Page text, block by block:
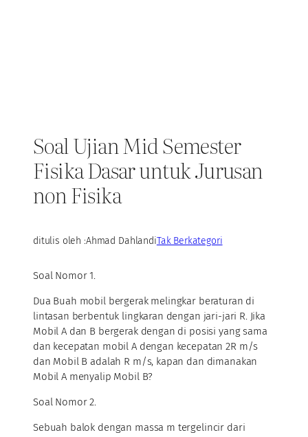
Soal Ujian Mid Semester
Fisika Dasar untuk Jurusan
non Fisika
ditulis oleh :Ahmad DahlandiTak Berkategori
Soal Nomor 1.
Dua Buah mobil bergerak melingkar beraturan di
lintasan berbentuk lingkaran dengan jari-jari R. Jika
Mobil A dan B bergerak dengan di posisi yang sama
dan kecepatan mobil A dengan kecepatan 2R m/s
dan Mobil B adalah R m/s, kapan dan dimanakan
Mobil A menyalip Mobil B?
Soal Nomor 2.
Sebuah balok dengan massa m tergelincir dari